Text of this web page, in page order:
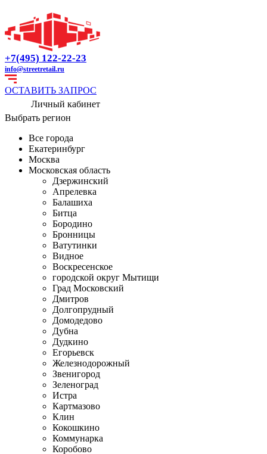
+7(495) 122-22-23
info@streetretail.ru
ОСТАВИТЬ ЗАПРОС
Личный кабинет
Выбрать регион
Все города
Екатеринбург
Москва
Московская область
Дзержинский
Апрелевка
Балашиха
Битца
Бородино
Бронницы
Ватутинки
Видное
Воскресенское
городской округ Мытищи
Град Московский
Дмитров
Долгопрудный
Домодедово
Дубна
Дудкино
Егорьевск
Железнодорожный
Звенигород
Зеленоград
Истра
Картмазово
Клин
Кокошкино
Коммунарка
Коробово